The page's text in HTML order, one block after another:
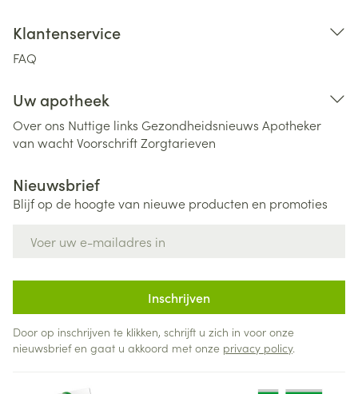
Klantenservice
FAQ
Uw apotheek
Over ons Nuttige links Gezondheidsnieuws Apotheker
van wachtVoorschriftZorgtarieven
Nieuwsbrief
Blijf op de hoogte van nieuwe producten en promoties
Inschrijven
Door op inschrijven te klikken, schrijft u zich in voor onze
nieuwsbrief en gaat u akkoord met onze privacy policy.